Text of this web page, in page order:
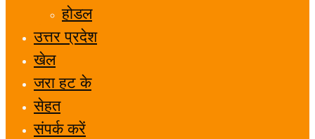
होडल
उत्तर प्रदेश
खेल
जरा हट के
सेहत
संपर्क करें